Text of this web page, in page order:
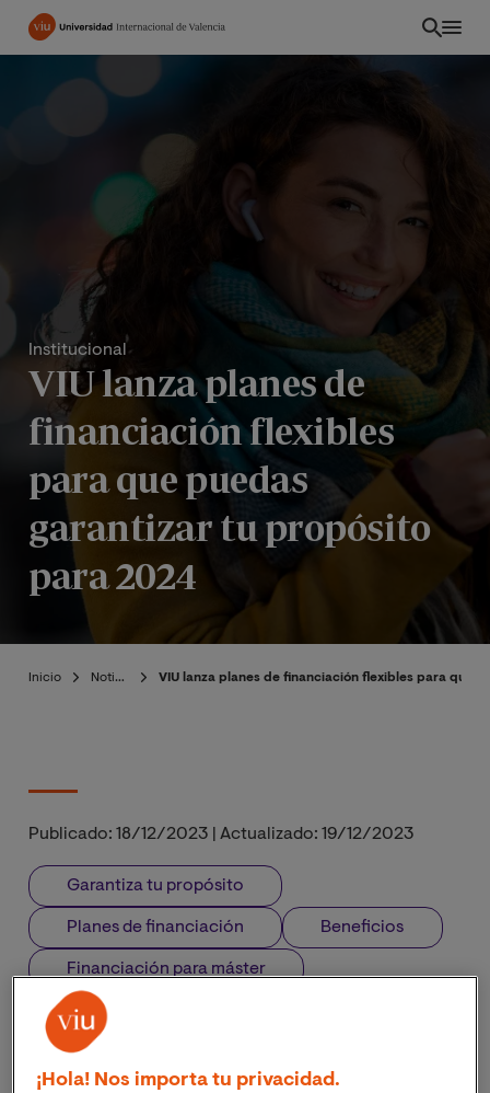
Pasar
principal
Institucional
VIU lanza planes de
financiación flexibles
para que puedas
garantizar tu propósito
para 2024
Inicio Noticias VIU lanza planes de financiación flexibles para que
Publicado: 18/12/2023 Actualizado: 19/12/2023
Garantiza tu propósito
Planes de financiación Beneficios
Financiación para máster
¡Hola! Nos importa tu privacidad.